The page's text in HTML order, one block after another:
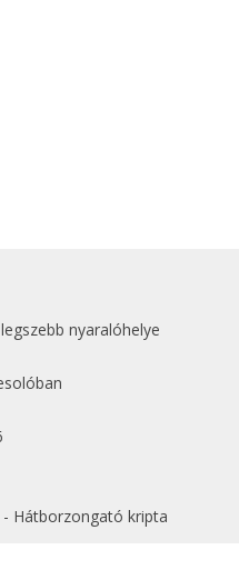
nyaralóhelye
Hátborzongató kripta